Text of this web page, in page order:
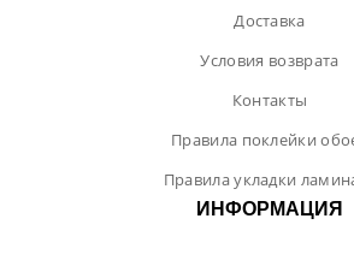
Доставка
Условия возврата
Контакты
Правила поклейки
Правила укладки
ИНФОРМАЦИЯ